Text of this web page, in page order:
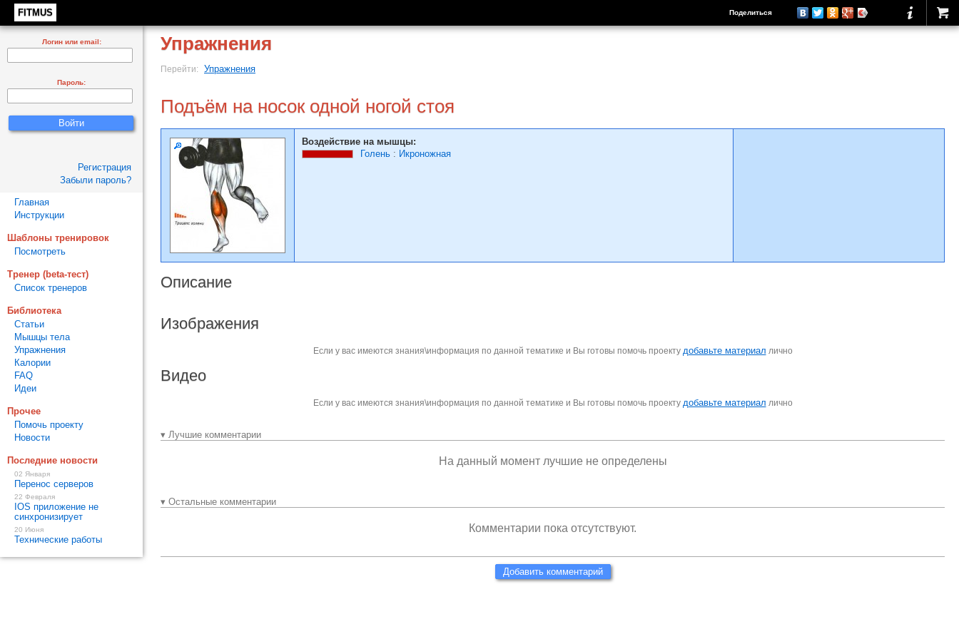
FITMUS Поделиться
Упражнения
Перейти: Упражнения
Подъём на носок одной ногой стоя
Воздействие на мышцы:
Голень : Икроножная
Описание
Изображения
Если у вас имеются знания\информация по данной тематике и Вы готовы помочь проекту добавьте материал лично
Видео
Если у вас имеются знания\информация по данной тематике и Вы готовы помочь проекту добавьте материал лично
▾ Лучшие комментарии
На данный момент лучшие не определены
▾ Остальные комментарии
Комментарии пока отсутствуют.
Добавить комментарий
Логин или email:
Пароль:
Регистрация
Забыли пароль?
Главная
Инструкции
Шаблоны тренировок
Посмотреть
Тренер (beta-тест)
Список тренеров
Библиотека
Статьи
Мышцы тела
Упражнения
Калории
FAQ
Идеи
Прочее
Помочь проекту
Новости
Последние новости
02 Января
Перенос серверов
22 Февраля
IOS приложение не
синхронизирует
20 Июня
Технические работы